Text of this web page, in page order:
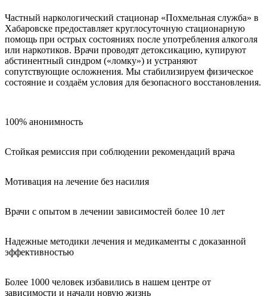
Частный наркологический стационар «Похмельная служба» в
Хабаровске предоставляет круглосуточную стационарную
помощь при острых состояниях после употребления алкоголя
или наркотиков. Врачи проводят детоксикацию, купируют
абстинентный синдром («ломку») и устраняют
сопутствующие осложнения. Мы стабилизируем физическое
состояние и создаём условия для безопасного восстановления.
100% анонимность
Стойкая ремиссия при соблюдении рекомендаций врача
Мотивация на лечение без насилия
Врачи с опытом в лечении зависимостей более 10 лет
Надежные методики лечения и медикаменты с доказанной
эффективностью
Более 1000 человек избавились в нашем центре от
зависимости и начали новую жизнь